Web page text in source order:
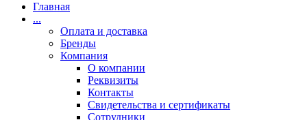
Главная
...
Оплата и доставка
Бренды
Компания
О компании
Реквизиты
Контакты
Свидетельства и сертификаты
Сотрудники